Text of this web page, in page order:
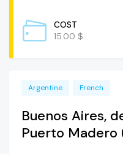
COST
15.00 $
Argentine French
Buenos Aires,
Puerto Madero